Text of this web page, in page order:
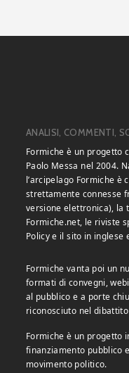
ANALISI, COMMENTI,
Formiche è un progetto
Paolo Messa nel 2004.
l’arcipelago Formiche è
strettamente connesse
versione elettronica), la
Formiche.net, le riviste
Policy e il sito in inglese
Formiche vanta poi un
formati di convegni,
al pubblico e a porte
riconosciuto nel
Formiche è un progetto
finanziamento pubblico
movimento politico.